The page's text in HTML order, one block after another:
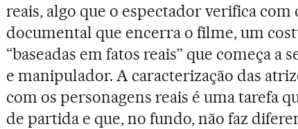
reais, algo que o espectador verifica com
documental que encerra o filme, um
“baseadas em fatos reais” que começa a
e manipulador. A caracterização das
com os personagens reais é uma tarefa
de partida e que, no fundo, não faz